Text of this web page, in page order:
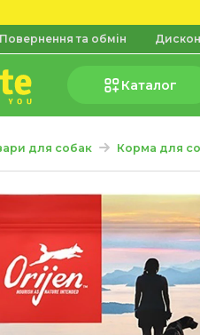
Повернення та обмін
Каталог
для собак Корма для